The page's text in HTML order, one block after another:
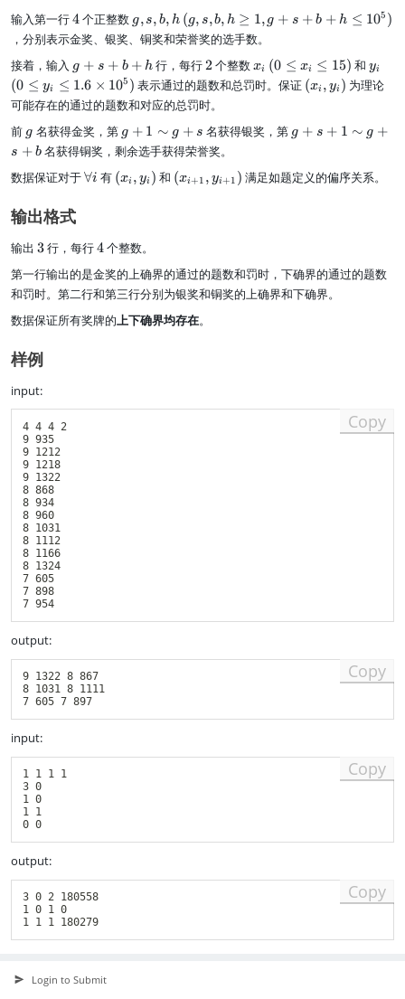
输入第一行4
4个正整数 g
,
b
,
h
g,s, b, h (
g,
s,
b
,
h
\
g
e
g
h
\l
1
(g, s,b, h ≥ 1, g + s + b + h ≤ 105 )
，分别表示金奖、银奖、铜奖和荣誉奖的选手数。
接着，输入 g
+
s
+
b
+
h
g + s + b + h 行，每行2
2个整数x
_
i
xi (
\
i
)
(0 ≤ xi ≤ 15) 和 y
_
i
yi
0
\l
y
es
(0 ≤ yi ≤ 1.6 × 105 ) 表示通过的题数和总罚时。保证 (
i,
i
(xi , yi ) 为理论
可能存在的通过的题数和对应的总罚时。
前 g
g 名获得金奖，第 g
+
1
\
+
s
g + 1 ∼ g + s 名获得银奖，第 g
+
+
s
g + s + 1 ∼ g +
s + b 名获得铜奖，剩余选手获得荣誉奖。
数据保证对于\
a
ll
i
∀i 有 (
y
_
i
)
(xi , yi ) 和 (
},
y
_
{i
(xi+1 , yi+1 ) 满足如题定义的偏序关系。
输出格式
输出3
3行，每行4
4个整数。
第一行输出的是金奖的上确界的通过的题数和罚时，下确界的通过的题数
和罚时。第二行和第三行分别为银奖和铜奖的上确界和下确界。
数据保证所有奖牌的上下确界均存在。
样例
input:
4 4 4 2
9 935
9 1212
9 1218
9 1322
8 868
8 934
8 960
8 1031
8 1112
8 1166
8 1324
7 605
7 898
7 954
Copy
output:
9 1322 8 867
8 1031 8 1111
7 605 7 897
Copy
input:
1 1 1 1
3 0
1 0
1 1
0 0
Copy
output:
3 0 2 180558
1 0 1 0
1 1 1 180279
Copy
Login to Submit